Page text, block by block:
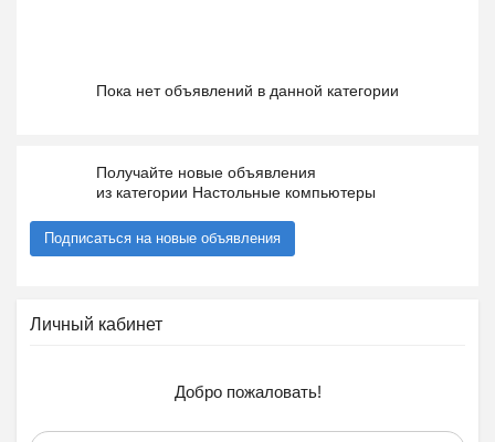
Пока нет объявлений в данной категории
Получайте новые объявления
из категории Настольные компьютеры
Подписаться на новые объявления
Личный кабинет
Добро пожаловать!